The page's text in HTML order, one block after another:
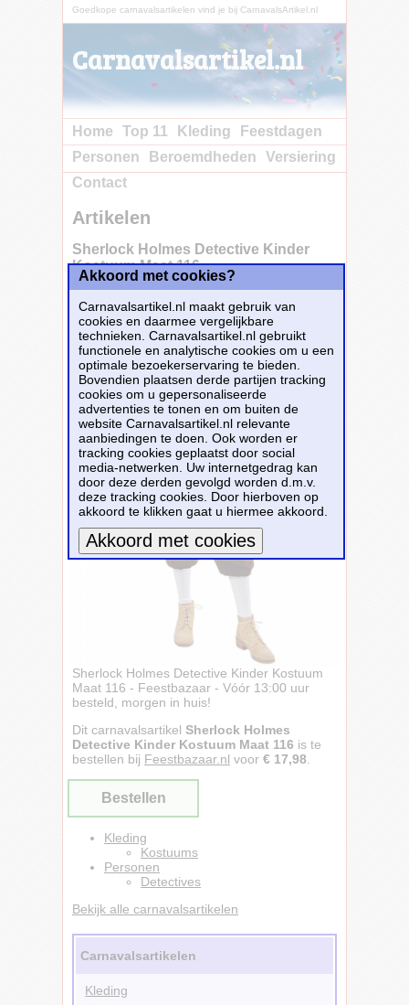
Goedkope carnavalsartikelen vind je bij CarnavalsArtikel.nl
Carnavalsartikel.nl
Home Top 11 Kleding
Feestdagen
Personen
Beroemdheden
Versiering
Contact
Artikelen
Sherlock Holmes Detective Kinder
Kostuum Maat 116
Sherlock Holmes Detective Kinder Kostuum
Maat 116 - Feestbazaar - Vóór 13:00 uur
besteld, morgen in huis!
Dit carnavalsartikel Sherlock Holmes
Detective Kinder Kostuum Maat 116 is te
bestellen bij Feestbazaar.nl voor € 17,98
Bestellen
Kleding
Kostuums
Personen
Detectives
Bekijk alle carnavalsartikelen
Carnavalsartikelen
Kleding
Akkoord met cookies?
Carnavalsartikel.nl maakt gebruik van
cookies en daarmee vergelijkbare
technieken. Carnavalsartikel.nl gebruikt
functionele en analytische cookies om u een
optimale bezoekerservaring te bieden.
Bovendien plaatsen derde partijen tracking
cookies om u gepersonaliseerde
advertenties te tonen en om buiten de
website Carnavalsartikel.nl relevante
aanbiedingen te doen. Ook worden er
tracking cookies geplaatst door social
media-netwerken. Uw internetgedrag kan
door deze derden gevolgd worden d.m.v.
deze tracking cookies. Door hierboven op
akkoord te klikken gaat u hiermee akkoord.
Meer informatie